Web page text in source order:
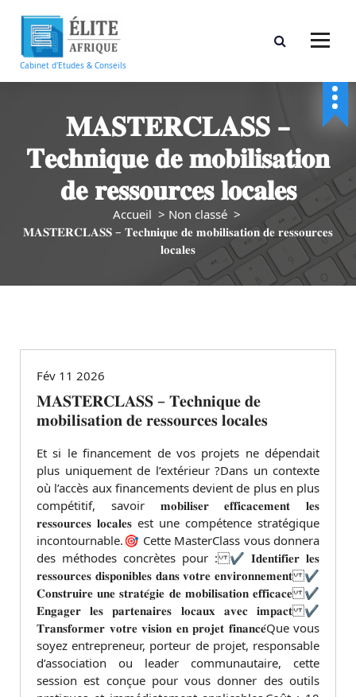
r
Cabinet d'Etudes & Conseils
𝐌𝐀𝐒𝐓𝐄𝐑𝐂𝐋𝐀𝐒𝐒 –
𝐓𝐞𝐜𝐡𝐧𝐢𝐪𝐮𝐞 𝐝𝐞 𝐦𝐨𝐛𝐢𝐥𝐢𝐬𝐚𝐭𝐢𝐨𝐧
𝐝𝐞 𝐫𝐞𝐬𝐬𝐨𝐮𝐫𝐜𝐞𝐬 𝐥𝐨𝐜𝐚𝐥𝐞𝐬
Accueil > Non classé>
𝐌𝐀𝐒𝐓𝐄𝐑𝐂𝐋𝐀𝐒𝐒 – 𝐓𝐞𝐜𝐡𝐧𝐢𝐪𝐮𝐞 𝐝𝐞 𝐦𝐨𝐛𝐢𝐥𝐢𝐬𝐚𝐭𝐢𝐨𝐧 𝐝𝐞 𝐫𝐞𝐬𝐬𝐨𝐮𝐫𝐜𝐞𝐬
𝐥𝐨𝐜𝐚𝐥𝐞𝐬
Fév 11 2026
𝐌𝐀𝐒𝐓𝐄𝐑𝐂𝐋𝐀𝐒𝐒 – 𝐓𝐞𝐜𝐡𝐧𝐢𝐪𝐮𝐞 𝐝𝐞
𝐦𝐨𝐛𝐢𝐥𝐢𝐬𝐚𝐭𝐢𝐨𝐧 𝐝𝐞 𝐫𝐞𝐬𝐬𝐨𝐮𝐫𝐜𝐞𝐬 𝐥𝐨𝐜𝐚𝐥𝐞𝐬
Et si le financement de vos projets ne dépendait
plus uniquement de l’extérieur ?Dans un contexte
où l’accès aux financements devient de plus en plus
compétitif, savoir 𝐦𝐨𝐛𝐢𝐥𝐢𝐬𝐞𝐫 𝐞𝐟𝐟𝐢𝐜𝐚𝐜𝐞𝐦𝐞𝐧𝐭 𝐥𝐞𝐬
𝐫𝐞𝐬𝐬𝐨𝐮𝐫𝐜𝐞𝐬 𝐥𝐨𝐜𝐚𝐥𝐞𝐬 est une compétence stratégique
incontournable.🎯 Cette MasterClass vous donnera
des méthodes concrètes pour : ✔ 𝐈𝐝𝐞𝐧𝐭𝐢𝐟𝐢𝐞𝐫 𝐥𝐞𝐬
𝐫𝐞𝐬𝐬𝐨𝐮𝐫𝐜𝐞𝐬 𝐝𝐢𝐬𝐩𝐨𝐧𝐢𝐛𝐥𝐞𝐬 𝐝𝐚𝐧𝐬 𝐯𝐨𝐭𝐫𝐞 𝐞𝐧𝐯𝐢𝐫𝐨𝐧𝐧𝐞𝐦𝐞𝐧𝐭 ✔
𝐂𝐨𝐧𝐬𝐭𝐫𝐮𝐢𝐫𝐞 𝐮𝐧𝐞 𝐬𝐭𝐫𝐚𝐭𝐞́𝐠𝐢𝐞 𝐝𝐞 𝐦𝐨𝐛𝐢𝐥𝐢𝐬𝐚𝐭𝐢𝐨𝐧 𝐞𝐟𝐟𝐢𝐜𝐚𝐜𝐞 ✔
𝐄𝐧𝐠𝐚𝐠𝐞𝐫 𝐥𝐞𝐬 𝐩𝐚𝐫𝐭𝐞𝐧𝐚𝐢𝐫𝐞𝐬 𝐥𝐨𝐜𝐚𝐮𝐱 𝐚𝐯𝐞𝐜 𝐢𝐦𝐩𝐚𝐜𝐭 ✔
𝐓𝐫𝐚𝐧𝐬𝐟𝐨𝐫𝐦𝐞𝐫 𝐯𝐨𝐭𝐫𝐞 𝐯𝐢𝐬𝐢𝐨𝐧 𝐞𝐧 𝐩𝐫𝐨𝐣𝐞𝐭 𝐟𝐢𝐧𝐚𝐧𝐜𝐞́Que vous
soyez entrepreneur, porteur de projet, responsable
d’association ou leader communautaire, cette
session est conçue pour vous donner des outils